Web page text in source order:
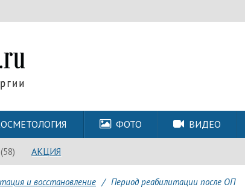
ФОТО ВИДЕО
(58) АКЦИЯ
и восстановление / Период реабилитации после ОП